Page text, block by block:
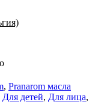
, Pranarom масла
Для детей, Для лица,